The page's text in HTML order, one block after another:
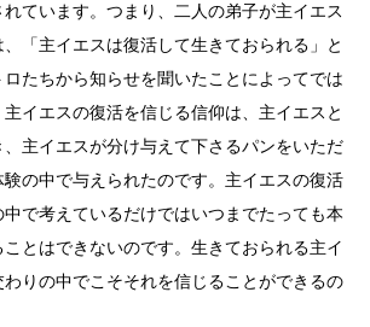
ています。つまり、二人の弟子が主イエス
「主イエスは復活して生きておられる」と
たちから知らせを聞いたことによってでは
イエスの復活を信じる信仰は、主イエスと
主イエスが分け与えて下さるパンをいただ
験の中で与えられたのです。主イエスの復活
で考えているだけではいつまでたっても本
とはできないのです。生きておられる主イ
りの中でこそそれを信じることができるの